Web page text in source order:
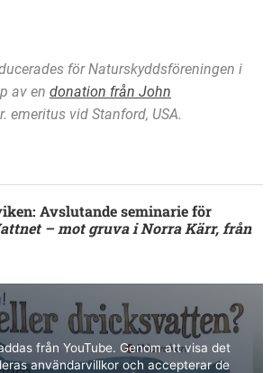
för Naturskyddsföreningen i
av en donation från John
emeritus vid Stanford, USA.
Avslutande seminarie för
– mot gruva i Norra Kärr, från
från YouTube. Genom att visa det
användarvillkor och accepterar de